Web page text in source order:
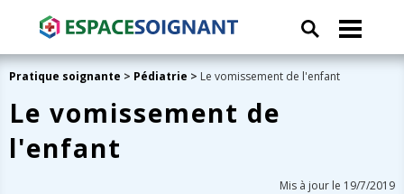
Pratique soignante > Pédiatrie > Le vomissement de l'enfant
Le vomissement de
l'enfant
Mis à jour le 19/7/2019